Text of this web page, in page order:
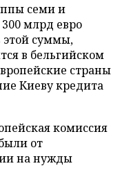
семи и
млрд евро
этой суммы,
в бельгийском
страны
Киеву кредита
комиссия
от
на нужды